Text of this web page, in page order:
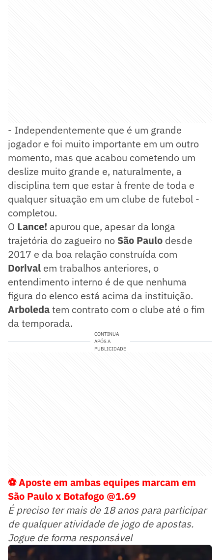
- Independentemente que é um grande
jogador e foi muito importante em um outro
momento, mas que acabou cometendo um
deslize muito grande e, naturalmente, a
disciplina tem que estar à frente de toda e
qualquer situação em um clube de futebol -
completou.
O Lance! apurou que, apesar da longa
trajetória do zagueiro no São Paulo desde
2017 e da boa relação construída com
Dorival em trabalhos anteriores, o
entendimento interno é de que nenhuma
figura do elenco está acima da instituição.
Arboledatem contrato com o clube até o fim
da temporada.
CONTINUA
APÓS A
PUBLICIDADE
⚽ Aposte em ambas equipes marcam em
São Paulo x Botafogo @1.69
É preciso ter mais de 18 anos para participar
de qualquer atividade de jogo de apostas.
Jogue de forma responsável